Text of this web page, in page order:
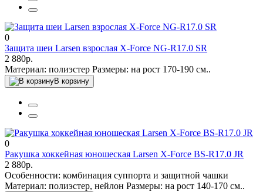
0
Защита шеи Larsen взрослая X-Force NG-R17.0 SR
2 880р.
Материал: полиэстер Размеры: на рост 170-190 см..
В корзину
0
Ракушка хоккейная юношеская Larsen X-Force BS-R17.0 JR
2 880р.
Особенности: комбинация суппорта и защитной чашки
Материал: полиэстер, нейлон Размеры: на рост 140-170 см..